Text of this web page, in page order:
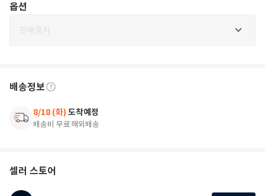
옵션
판매중지
배송정보
8/18 (화) 도착예정
배송비 무료해외배송
셀러 스토어